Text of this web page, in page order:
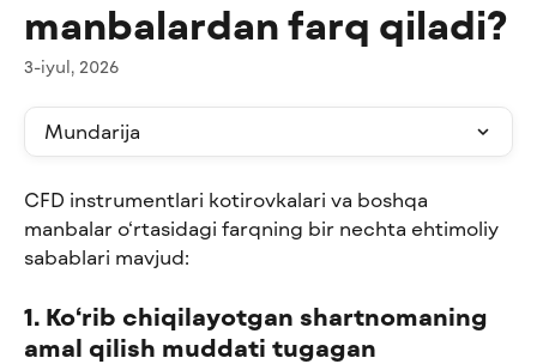
manbalardan farq qiladi?
3-iyul, 2026
Mundarija
CFD instrumentlari kotirovkalari va boshqa
manbalar o‘rtasidagi farqning bir nechta ehtimoliy
sabablari mavjud:
1. Ko‘rib chiqilayotgan shartnomaning
amal qilish muddati tugagan